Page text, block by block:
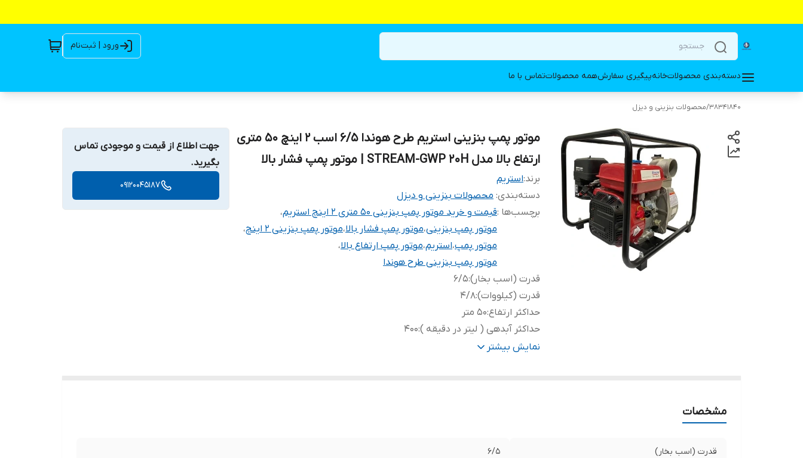
ورود | ثبت‌نام
دسته‌بندی محصولاتخانهپیگیری سفارشهمه محصولاتتماس با ما
38341840
/محصولات بنزینی و دیزل
موتور پمپ بنزینی استریم طرح هوندا 6/5 اسب 2 اینچ 50 متری
ارتفاع بالا مدل STREAM-GWP 20H | موتور پمپ فشار بالا
برند:استریم
دسته‌بندی: محصولات بنزینی و دیزل
برچسب‌ها :قیمت و خرید موتور پمپ بنزینی 50 متری 2 اینچ استریم
،
موتور پمپ بنزینی،موتور پمپ فشار بالا،موتور پمپ بنزینی 2 اینچ
،
موتور پمپ،استریم،موتور پمپ ارتفاع بالا،
موتور پمپ بنزینی طرح هوندا
قدرت (اسب بخار):
6/5
قدرت (کیلووات):
4/8
حداکثر ارتفاع:50 متر
حداکثر آبدهی ( لیتر در دقیقه ):
400
حداکثر آبدهی ( مترمکعب در ساعت )
نمایش بیشتر
جهت اطلاع از قیمت و موجودی تماس
بگیرید.
09120045187
مشخصات
قدرت (اسب بخار) 6/5